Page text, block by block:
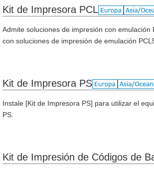
Kit de Impresora PCL
Admite soluciones de impresión con emulación
con soluciones de impresión de emulación
Kit de Impresora PS
Instale [Kit de Impresora PS] para utilizar el
PS.
Kit de Impresión de Códigos de